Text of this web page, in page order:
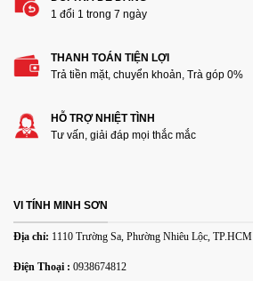
Thêm ảnh đánh giá
Các định dạng ảnh được chấp nhận: jpg,png.
Email*
1 đổi 1 trong 7 ngày
THANH TOÁN TIỆN LỢI
Trả tiền mặt, chuyển khoản, Trà góp 0%
HỖ TRỢ NHIỆT TÌNH
Tư vấn, giải đáp mọi thắc mắc
VI TÍNH MINH SƠN
Địa chỉ: 1110 Trường Sa, Phường Nhiêu Lộc, TP.HCM
Điện Thoại : 0938674812